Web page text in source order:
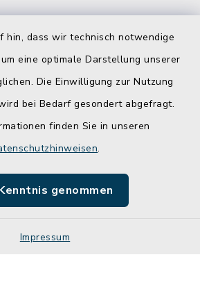
hin, dass wir technisch notwendige
eine optimale Darstellung unserer
Die Einwilligung zur Nutzung
bei Bedarf gesondert abgefragt.
finden Sie in unseren
.
genommen
Impressum
Impressum
Sitemap